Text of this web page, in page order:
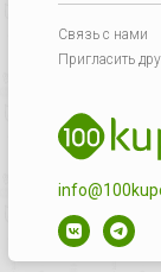
Связь с нами
Пригласить